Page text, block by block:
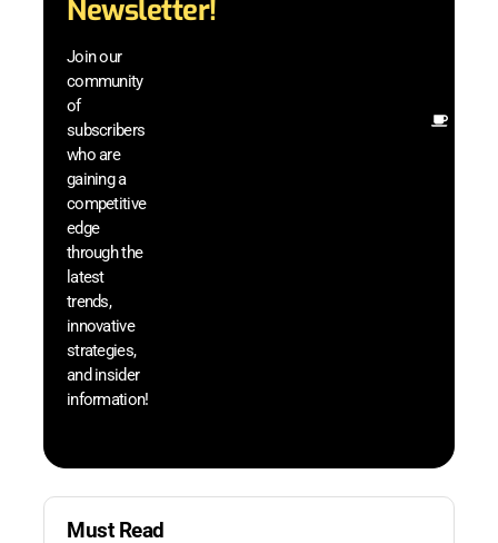
Newsletter!
Join our
community
of
subscribers
who are
gaining a
competitive
edge
through the
latest
trends,
innovative
strategies,
and insider
information!
Must Read